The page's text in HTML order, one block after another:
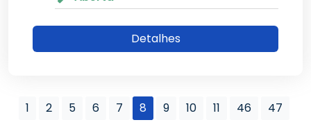
Detalhes
1 2 5 6 7 8 9 10 11 46 47